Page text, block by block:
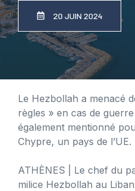
20 JUIN 2024
Le Hezbollah a menacé
règles » en cas de
également mentionné
Chypre, un pays de l’UE.
ATHÈNES | Le chef du
milice Hezbollah au